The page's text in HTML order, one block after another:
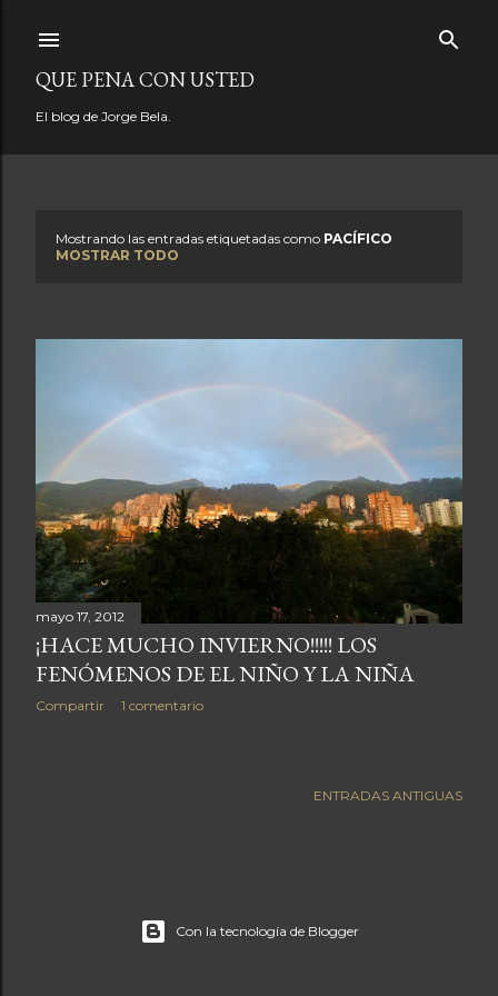
QUE PENA CON USTED
El blog de Jorge Bela.
t
d
a
s
Mostrando las entradas etiquetadas como PACÍFICO
MOSTRAR TODO
mayo 17, 2012
¡HACE MUCHO INVIERNO!!!!! LOS
FENÓMENOS DE EL NIÑO Y LA NIÑA
Compartir 1 comentario
ENTRADAS ANTIGUAS
Con la tecnología de Blogger